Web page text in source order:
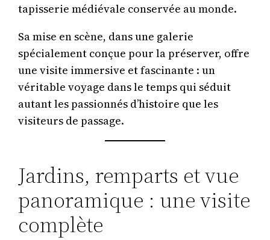
tapisserie médiévale conservée au monde.
Sa mise en scène, dans une galerie
spécialement conçue pour la préserver, offre
une visite immersive et fascinante : un
véritable voyage dans le temps qui séduit
autant les passionnés d’histoire que les
visiteurs de passage.
Jardins, remparts et vue
panoramique : une visite
complète